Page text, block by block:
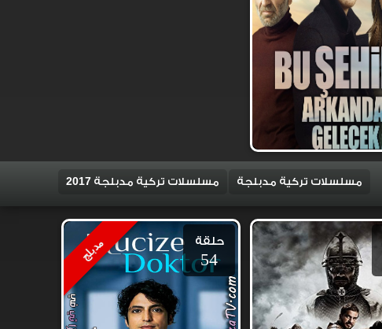
مسلسلات تركية مدبلجة مسلسلات تركية مدبلجة 2017
مدبلج حلقة
54